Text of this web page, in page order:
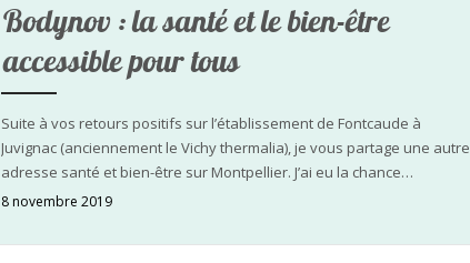
Bodynov : la santé et le bien-être
accessible pour tous
Suite à vos retours positifs sur l’établissement de Fontcaude à
Juvignac (anciennement le Vichy thermalia), je vous partage une autre
adresse santé et bien-être sur Montpellier. J’ai eu la chance…
8 novembre 2019